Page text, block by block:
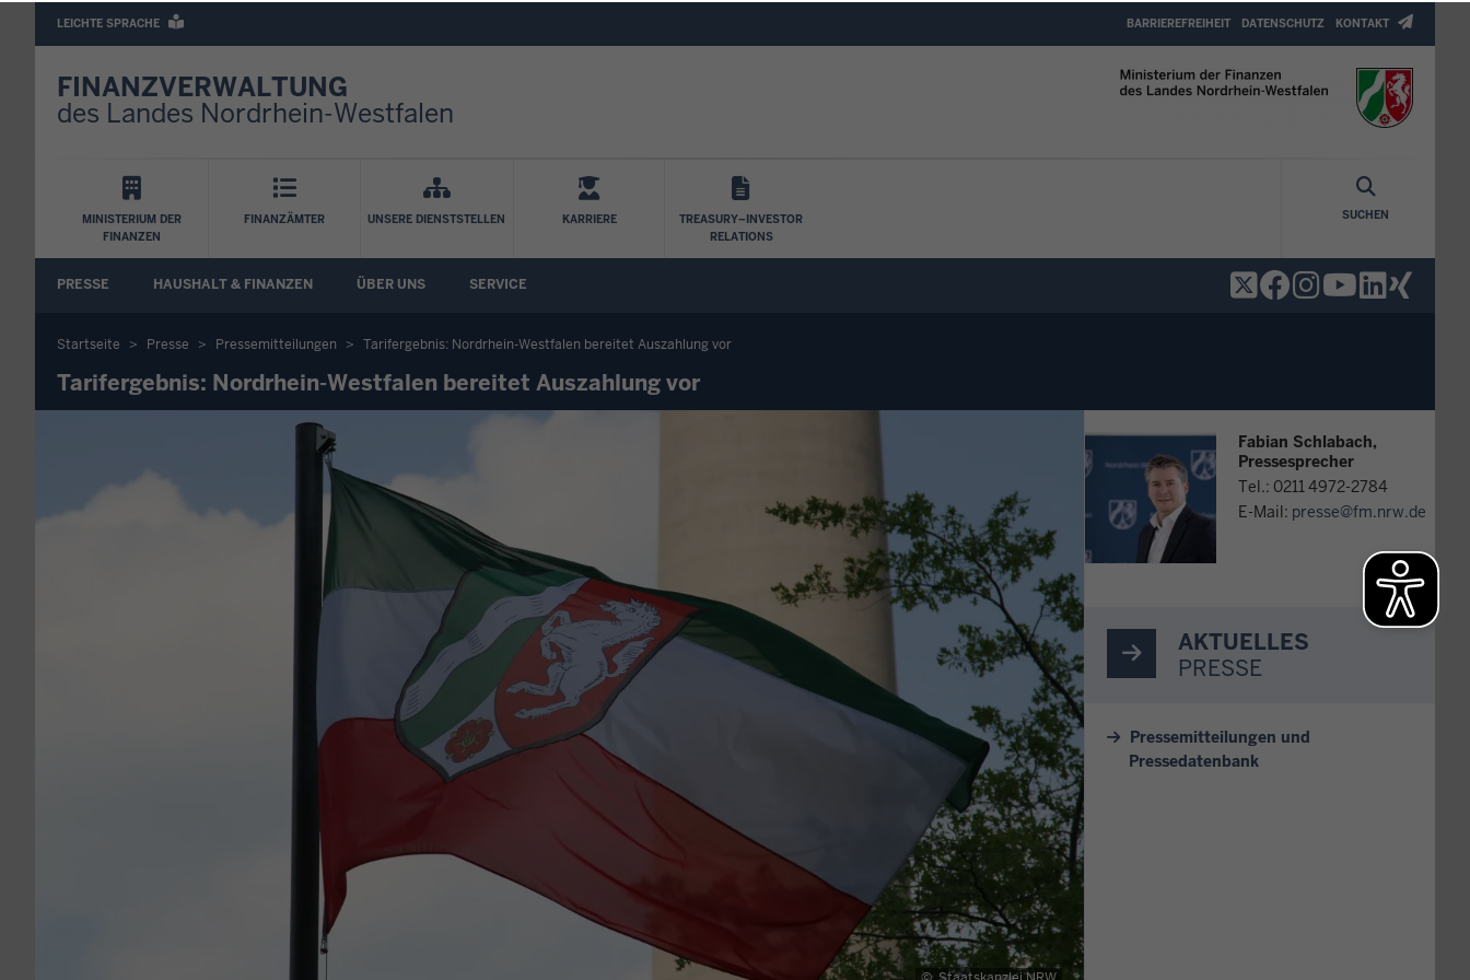
Sprachen
LEICHTE SPRACHE
Top
Menu
BARRIEREFREIHEIT DATENSCHUTZ KONTAKT
FINANZVERWALTUNG
des Landes Nordrhein-Westfalen
Hauptnavigation
MINISTERIUM DER
FINANZEN
FINANZÄMTER UNSERE DIENSTSTELLEN KARRIERE
TREASURY–INVESTOR
RELATIONS
SUCHEN
PRESSE HAUSHALT & FINANZEN ÜBER UNS SERVICE
Sie
befinden
hier
Startseite Presse Pressemitteilungen Tarifergebnis: Nordrhein-Westfalen bereitet Auszahlung vor
Tarifergebnis: Nordrhein-Westfalen bereitet Auszahlung vor
Fabian Schlabach,
Pressesprecher
Tel.: 0211 4972-2784
E-Mail: presse@fm.nrw.de
AKTUELLES
PRESSE
Pressemitteilungen und
Pressedatenbank